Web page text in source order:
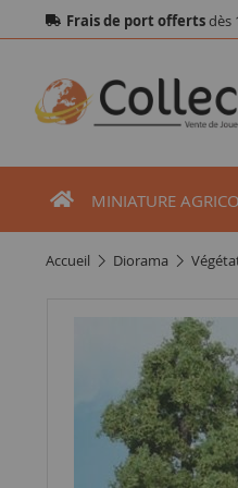
Frais de port offertsdès
MINIATURE
accueil diorama